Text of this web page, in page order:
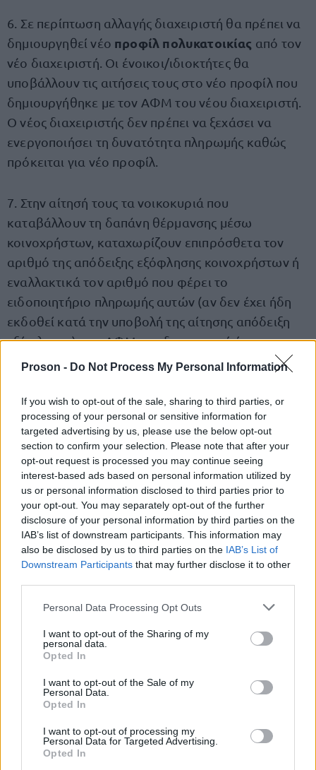
Proson - Do Not Process My Personal Information
If you wish to opt-out of the sale, sharing to third parties, or
processing of your personal or sensitive information for
targeted advertising by us, please use the below opt-out
section to confirm your selection. Please note that after your
opt-out request is processed you may continue seeing
interest-based ads based on personal information utilized by
us or personal information disclosed to third parties prior to
your opt-out. You may separately opt-out of the further
disclosure of your personal information by third parties on the
IAB’s list of downstream participants. This information may
also be disclosed by us to third parties on the IAB’s List of
Downstream Participants that may further disclose it to other
Please note that this website/app uses one or more Google
not limited to your visit or usage behaviour. You may click to
grant or deny consent to Google and its third-party tags to
use your data for below specified purposes in below Google
consent section.
Personal Data Processing Opt Outs
I want to opt-out of the Sharing of my
personal data.
Opted In
I want to opt-out of the Sale of my
Personal Data.
Opted In
I want to opt-out of processing my
Personal Data for Targeted Advertising.
Opted In
6. Σε περίπτωση αλλαγής διαχειριστή θα πρέπει να
δημιουργηθεί νέο προφίλ πολυκατοικίας από τον
νέο διαχειριστή. Οι ένοικοι/ιδιοκτήτες θα
υποβάλλουν τις αιτήσεις τους στο νέο προφίλ που
δημιουργήθηκε με τον ΑΦΜ του νέου διαχειριστή.
Ο νέος διαχειριστής δεν πρέπει να ξεχάσει να
ενεργοποιήσει τη δυνατότητα πληρωμής καθώς
πρόκειται για νέο προφίλ.
7. Στην αίτησή τους τα νοικοκυριά που
καταβάλλουν τη δαπάνη θέρμανσης μέσω
κοινοχρήστων, καταχωρίζουν επιπρόσθετα τον
αριθμό της απόδειξης εξόφλησης κοινοχρήστων ή
εναλλακτικά τον αριθμό που φέρει το
ειδοποιητήριο πληρωμής αυτών (αν δεν έχει ήδη
εκδοθεί κατά την υποβολή της αίτησης απόδειξη
εξόφλησης), τον ΑΦΜ του διαχειριστή ή του
προσώπου που εκπροσωπεί την πολυκατοικία ή της
και το ποσό που αναλογεί στον δικαιούχο.
Τα βήματα έκδοσης ΑΦΜ
Σύσταση οριζοντίου ιδιοκτησίας ή κανονισμός
κτιρίου, πρακτικό γενικής συνέλευσης για ορισμό
διαχειριστή ή άλλου προσώπου που θα
εκπροσωπήσει την πολυκατοικία και συμπλήρωση
ενός εντύπου το οποίο υποβάλλεται ψηφιακά ή
στοιχεία για την έκδοση ΑΦΜ πολυκατοικίας.
Η διαδικασία είναι απλή:
1. Ο διαχειριστής της πολυκατοικίας ή το πρόσωπο
το οποίο θα συμφωνήσουν οι ιδιοκτήτες της
εφαρμογής «Τα Αιτήματά μου». Θα πρέπει να
υποβάλλει αίτημα για την απόδοση ΑΦΜ, η οποία